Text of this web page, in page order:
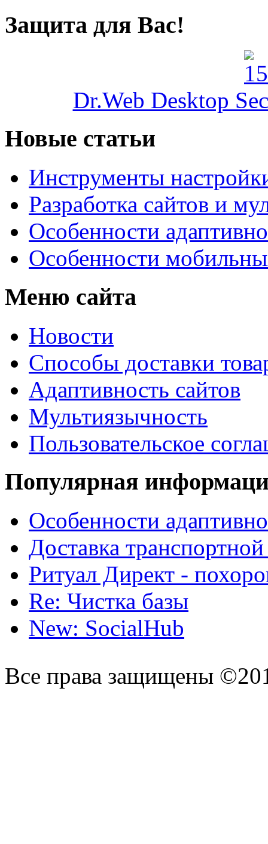
Защита для Вас!
Dr.Web Desktop
Новые статьи
Инструменты
Разработка сайтов и
Особенности
Особенности
Меню сайта
Новости
Способы доставки
Адаптивность сайтов
Мультиязычность
Пользовательское
Популярная
Особенности
Доставка
Ритуал Директ -
Re: Чистка базы
New: SocialHub
Все права защищены